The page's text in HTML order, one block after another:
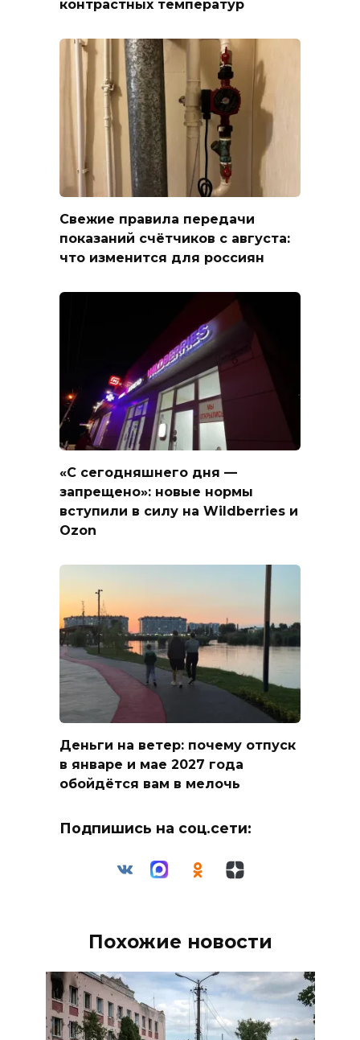
контрастных температур
Свежие правила передачи
показаний счётчиков с августа:
что изменится для россиян
«С сегодняшнего дня —
запрещено»: новые нормы
вступили в силу на Wildberries и
Ozon
Деньги на ветер: почему отпуск
в январе и мае 2027 года
обойдётся вам в мелочь
Подпишись на соц.сети:
Похожие новости